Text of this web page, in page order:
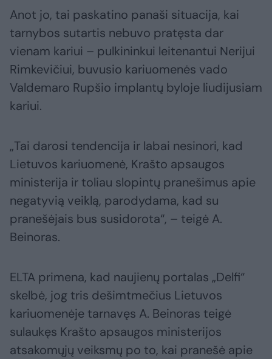
Anot jo, tai paskatino panaši situacija, kai
tarnybos sutartis nebuvo pratęsta dar
vienam kariui – pulkininkui leitenantui Nerijui
Rimkevičiui, buvusio kariuomenės vado
Valdemaro Rupšio implantų byloje liudijusiam
kariui.
„Tai darosi tendencija ir labai nesinori, kad
Lietuvos kariuomenė, Krašto apsaugos
ministerija ir toliau slopintų pranešimus apie
negatyvią veiklą, parodydama, kad su
pranešėjais bus susidorota“, – teigė A.
Beinoras.
ELTA primena, kad naujienų portalas „Delfi“
skelbė, jog tris dešimtmečius Lietuvos
kariuomenėje tarnavęs A. Beinoras teigė
sulaukęs Krašto apsaugos ministerijos
atsakomųjų veiksmų po to, kai pranešė apie